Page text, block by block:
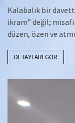
Kalabalık bir
ikram” değil;
düzen, özen ve
DETAYLARI GÖR